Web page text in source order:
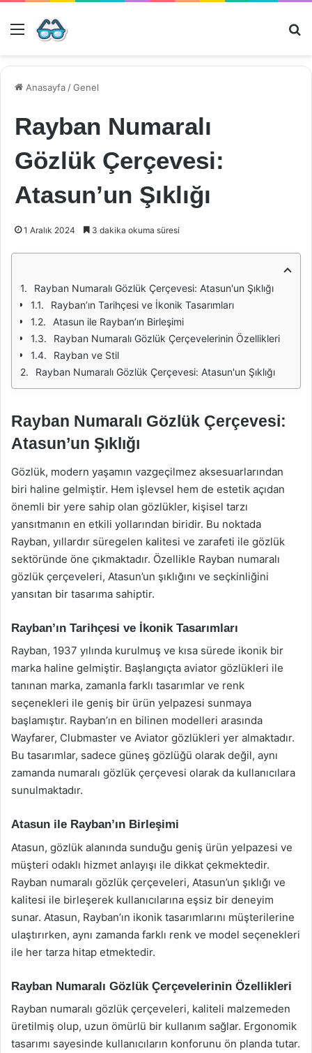
Menü
Anasayfa /Genel
Rayban Numaralı
Gözlük Çerçevesi:
Atasun’un Şıklığı
1 Aralık 2024 3 dakika okuma süresi
Rayban Numaralı Gözlük Çerçevesi: Atasun'un Şıklığı
Rayban’ın Tarihçesi ve İkonik Tasarımları
Atasun ile Rayban’ın Birleşimi
Rayban Numaralı Gözlük Çerçevelerinin Özellikleri
Rayban ve Stil
Rayban Numaralı Gözlük Çerçevesi: Atasun'un Şıklığı
Rayban Numaralı Gözlük Çerçevesi:
Atasun’un Şıklığı
Gözlük, modern yaşamın vazgeçilmez aksesuarlarından
biri haline gelmiştir. Hem işlevsel hem de estetik açıdan
önemli bir yere sahip olan gözlükler, kişisel tarzı
yansıtmanın en etkili yollarından biridir. Bu noktada
Rayban, yıllardır süregelen kalitesi ve zarafeti ile gözlük
sektöründe öne çıkmaktadır. Özellikle Rayban numaralı
gözlük çerçeveleri, Atasun’un şıklığını ve seçkinliğini
yansıtan bir tasarıma sahiptir.
Rayban’ın Tarihçesi ve İkonik Tasarımları
Rayban, 1937 yılında kurulmuş ve kısa sürede ikonik bir
marka haline gelmiştir. Başlangıçta aviator gözlükleri ile
tanınan marka, zamanla farklı tasarımlar ve renk
seçenekleri ile geniş bir ürün yelpazesi sunmaya
başlamıştır. Rayban’ın en bilinen modelleri arasında
Wayfarer, Clubmaster ve Aviator gözlükleri yer almaktadır.
Bu tasarımlar, sadece güneş gözlüğü olarak değil, aynı
zamanda numaralı gözlük çerçevesi olarak da kullanıcılara
sunulmaktadır.
Atasun ile Rayban’ın Birleşimi
Atasun, gözlük alanında sunduğu geniş ürün yelpazesi ve
müşteri odaklı hizmet anlayışı ile dikkat çekmektedir.
Rayban numaralı gözlük çerçeveleri, Atasun’un şıklığı ve
kalitesi ile birleşerek kullanıcılarına eşsiz bir deneyim
sunar. Atasun, Rayban’ın ikonik tasarımlarını müşterilerine
ulaştırırken, aynı zamanda farklı renk ve model seçenekleri
ile her tarza hitap etmektedir.
Rayban Numaralı Gözlük Çerçevelerinin Özellikleri
Rayban numaralı gözlük çerçeveleri, kaliteli malzemeden
üretilmiş olup, uzun ömürlü bir kullanım sağlar. Ergonomik
tasarımı sayesinde kullanıcıların konforunu ön planda tutar.